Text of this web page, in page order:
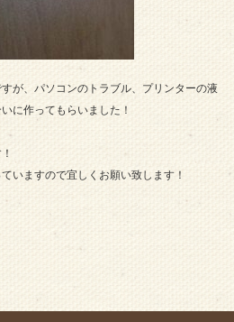
が、パソコンのトラブル、プリンターの液
に作ってもらいました！
いますので宜しくお願い致します！